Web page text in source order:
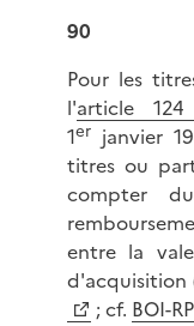
90
Pour les
l'article
1er janvier
titres ou
compter
entre la
d'acquisition
; cf. BOI-